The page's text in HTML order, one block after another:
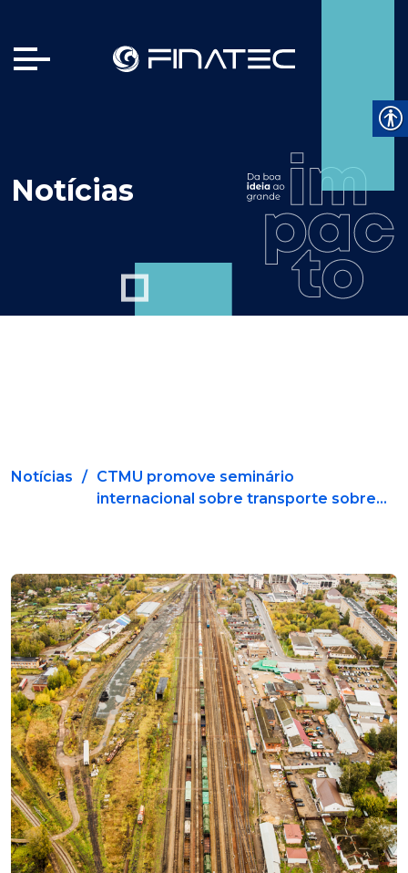
Notícias
Notícias / CTMU promove seminário
internacional sobre transporte sobre...